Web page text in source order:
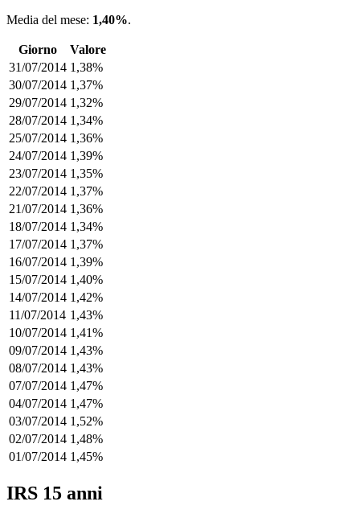
Media del mese: 1,40%.
Giorno
Valore
31/07/2014 1,38%
30/07/2014 1,37%
29/07/2014 1,32%
28/07/2014 1,34%
25/07/2014 1,36%
24/07/2014 1,39%
23/07/2014 1,35%
22/07/2014 1,37%
21/07/2014 1,36%
18/07/2014 1,34%
17/07/2014 1,37%
16/07/2014 1,39%
15/07/2014 1,40%
14/07/2014 1,42%
11/07/2014 1,43%
10/07/2014 1,41%
09/07/2014 1,43%
08/07/2014 1,43%
07/07/2014 1,47%
04/07/2014 1,47%
03/07/2014 1,52%
02/07/2014 1,48%
01/07/2014 1,45%
IRS 15 anni